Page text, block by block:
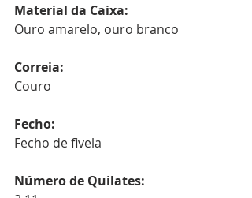
Material da Caixa:
Ouro amarelo, ouro branco
Correia:
Couro
Fecho:
Fecho de fivela
Número de Quilates: